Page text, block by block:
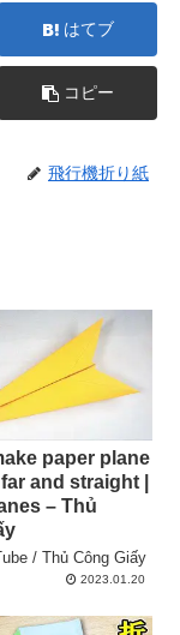
はてブ
コピー
飛行機折り紙
paper plane
and straight |
– Thủ
/ Thủ Công Giấy
2023.01.20